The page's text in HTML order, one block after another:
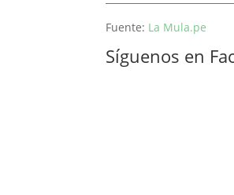
Fuente: La Mula.pe
Síguenos en